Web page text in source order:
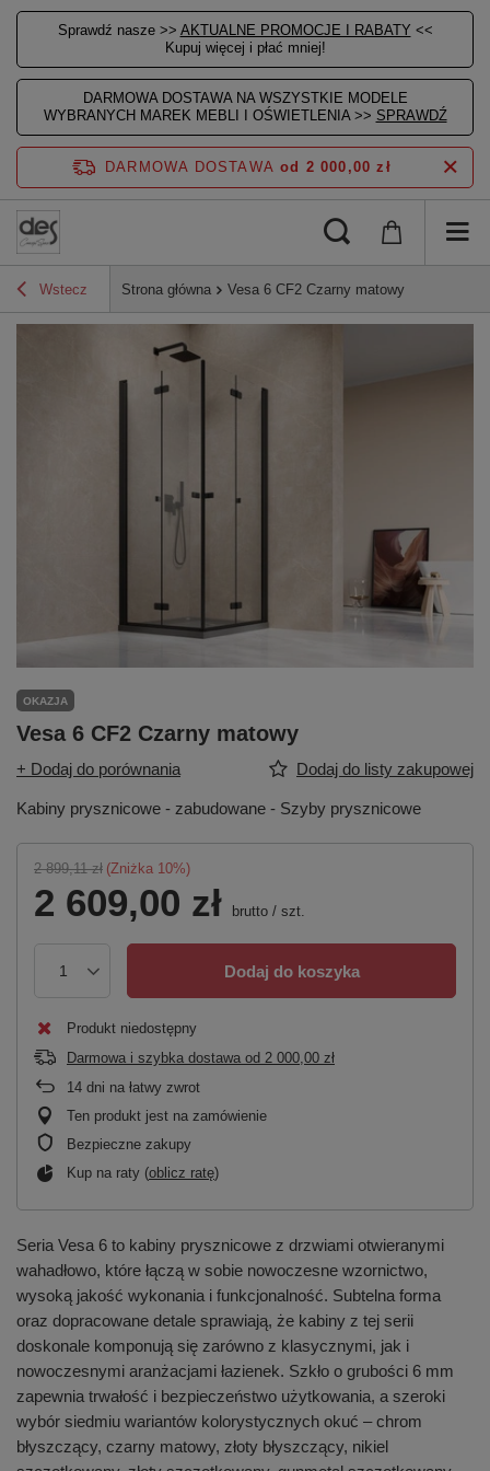
Sprawdź nasze >> AKTUALNE PROMOCJE I RABATY <<
Kupuj więcej i płać mniej!
DARMOWA DOSTAWA NA WSZYSTKIE MODELE
WYBRANYCH MAREK MEBLI I OŚWIETLENIA >> SPRAWDŹ
DARMOWA DOSTAWA od 2 000,00 zł
Wstecz Strona główna Vesa 6 CF2 Czarny matowy
OKAZJA
Vesa 6 CF2 Czarny matowy
+ Dodaj do porównania Dodaj do listy zakupowej
Kabiny prysznicowe - zabudowane - Szyby prysznicowe
2 899,11 zł (Zniżka 10%)
2 609,00 zł brutto / szt.
Dodaj do koszyka
Produkt niedostępny
Darmowa i szybka dostawa od 2 000,00 zł
14 dni na łatwy zwrot
Ten produkt jest na zamówienie
Bezpieczne zakupy
Kup na raty (oblicz ratę)
Seria Vesa 6 to kabiny prysznicowe z drzwiami otwieranymi
wahadłowo, które łączą w sobie nowoczesne wzornictwo,
wysoką jakość wykonania i funkcjonalność. Subtelna forma
oraz dopracowane detale sprawiają, że kabiny z tej serii
doskonale komponują się zarówno z klasycznymi, jak i
nowoczesnymi aranżacjami łazienek. Szkło o grubości 6 mm
zapewnia trwałość i bezpieczeństwo użytkowania, a szeroki
wybór siedmiu wariantów kolorystycznych okuć – chrom
błyszczący, czarny matowy, złoty błyszczący, nikiel